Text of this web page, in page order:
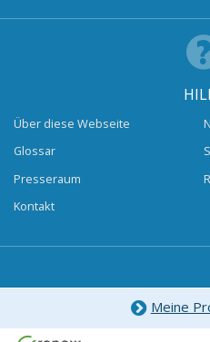
Über diese Webseite
Glossar
Presseraum
Kontakt
Meine